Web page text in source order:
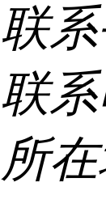
联
联
所